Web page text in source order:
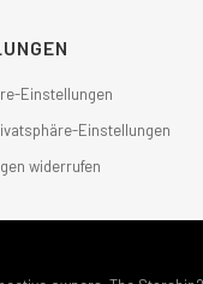
Einstellungen
Einstellungen
widerrufen